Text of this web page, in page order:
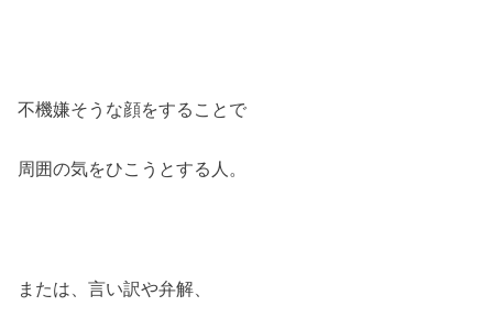
不機嫌そうな顔をすることで
周囲の気をひこうとする人。
または、言い訳や弁解、